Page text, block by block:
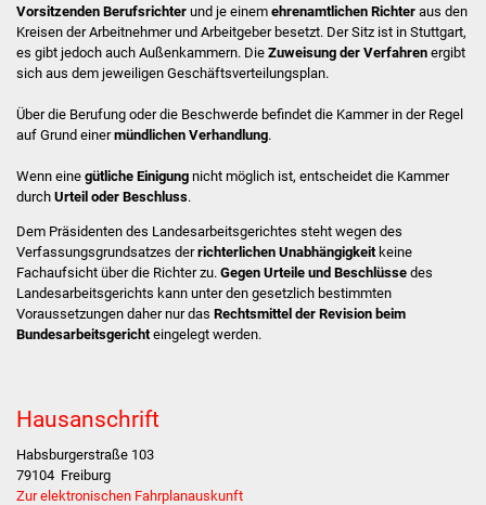
Wahlen
Stadtinfo
Jubiläumsjahr 2021
Schulentwicklung Bizet
Sanierung Hallenbad
Vorsitzenden Berufsrichterund je einem ehrenamtlichen Richteraus den
Kreisen der Arbeitnehmer und Arbeitgeber besetzt. Der Sitz ist in Stuttgart,
es gibt jedoch auch Außenkammern. Die Zuweisung der Verfahrenergibt
sich aus dem jeweiligen Geschäftsverteilungsplan.
Über die Berufung oder die Beschwerde befindet die Kammer in der Regel
auf Grund einermündlichen Verhandlung.
Wenn eine gütliche Einigungnicht möglich ist, entscheidet die Kammer
durch Urteil oder Beschluss.
Dem Präsidenten des Landesarbeitsgerichtes steht wegen des
Verfassungsgrundsatzes derrichterlichen Unabhängigkeitkeine
Fachaufsicht über die Richter zu. Gegen Urteile und Beschlüssedes
Landesarbeitsgerichts kann unter den gesetzlich bestimmten
Voraussetzungen daher nur das Rechtsmittel der Revision beim
Bundesarbeitsgerichteingelegt werden.
Hausanschrift
Habsburgerstraße 103
79104 Freiburg
Zur elektronischen Fahrplanauskunft